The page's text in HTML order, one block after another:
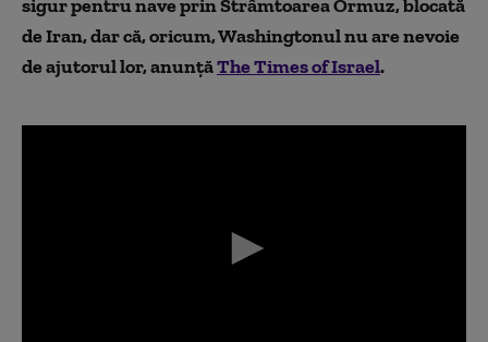
sigur pentru nave prin Strâmtoarea Ormuz, blocată
de Iran, dar că, oricum, Washingtonul nu are nevoie
de ajutorul lor, anunțăThe Times of Israel.